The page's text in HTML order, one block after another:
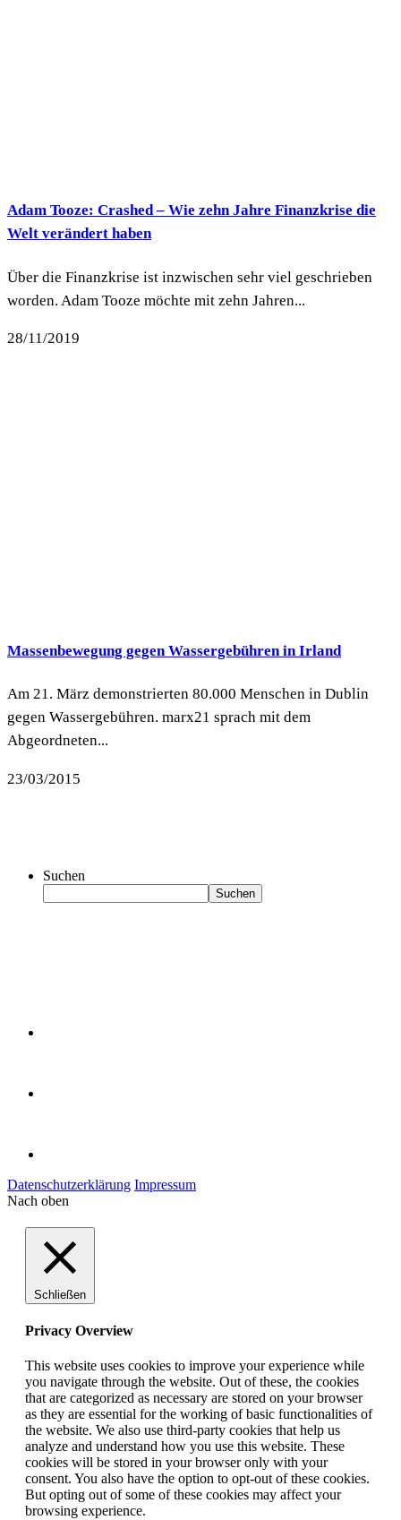
Adam Tooze: Crashed – Wie zehn Jahre Finanzkrise die
Welt verändert haben
Über die Finanzkrise ist inzwischen sehr viel geschrieben
worden. Adam Tooze möchte mit zehn Jahren...
28/11/2019
Massenbewegung gegen Wassergebühren in Irland
Am 21. März demonstrierten 80.000 Menschen in Dublin
gegen Wassergebühren. marx21 sprach mit dem
Abgeordneten...
23/03/2015
Suchen
Suchen
Datenschutzerklärung Impressum
Nach oben
Schließen
Privacy Overview
This website uses cookies to improve your experience while
you navigate through the website. Out of these, the cookies
that are categorized as necessary are stored on your browser
as they are essential for the working of basic functionalities of
the website. We also use third-party cookies that help us
analyze and understand how you use this website. These
cookies will be stored in your browser only with your
consent. You also have the option to opt-out of these cookies.
But opting out of some of these cookies may affect your
browsing experience.